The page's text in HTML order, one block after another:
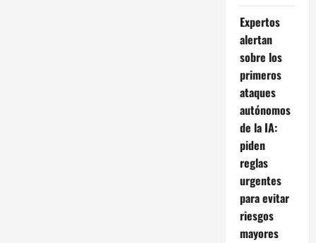
Expertos
alertan
sobre los
primeros
ataques
autónomos
de la IA:
piden
reglas
urgentes
para evitar
riesgos
mayores